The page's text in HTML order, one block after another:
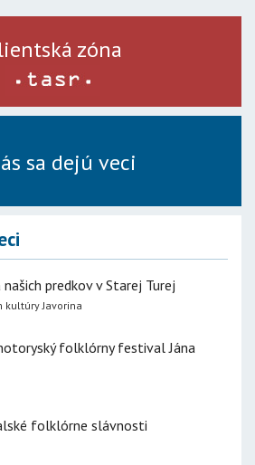
zóna
sa dejú veci
predkov v Starej Turej
kultúry Javorina
folklórny festival Jána
folklórne slávnosti